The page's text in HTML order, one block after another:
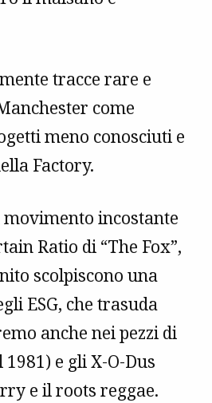
tracce rare e
come
meno conosciuti e
Factory.
movimento incostante
Ratio di “The Fox”,
scolpiscono una
ESG, che trasuda
anche nei pezzi di
e gli X-O-Dus
e il roots reggae.